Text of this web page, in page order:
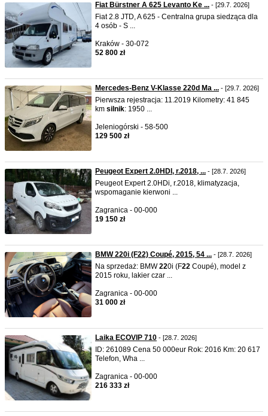
Fiat Bürstner A 625 Levanto Ke ... - [29.7. 2026]
Fiat 2.8 JTD, A 625 - Centralna grupa siedząca dla
4 osób - S ...
Kraków - 30-072
52 800 zł
Mercedes-Benz V-Klasse 220d Ma ... - [29.7. 2026]
Pierwsza rejestracja: 11.2019 Kilometry: 41 845
km silnik: 1950 ...
Jeleniogórski - 58-500
129 500 zł
Peugeot Expert 2.0HDI, r.2018, ... - [28.7. 2026]
Peugeot Expert 2.0HDi, r.2018, klimatyzacja,
wspomaganie kierwoni ...
Zagranica - 00-000
19 150 zł
BMW 220i (F22) Coupé, 2015, 54 ... - [28.7. 2026]
Na sprzedaż: BMW220i (F22 Coupé), model z
2015 roku, lakier czar ...
Zagranica - 00-000
31 000 zł
Laika ECOVIP 710 - [28.7. 2026]
ID: 261089 Cena 50 000eur Rok: 2016 Km: 20 617
Telefon, Wha ...
Zagranica - 00-000
216 333 zł